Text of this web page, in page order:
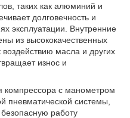
таких как алюминий и
долговечность и
эксплуатации. Внутренние
из высококачественных
воздействию масла и других
износ и
компрессора с манометром
пневматической системы,
работу